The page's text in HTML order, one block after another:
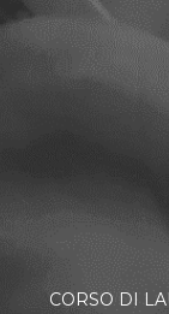
CORSO DI